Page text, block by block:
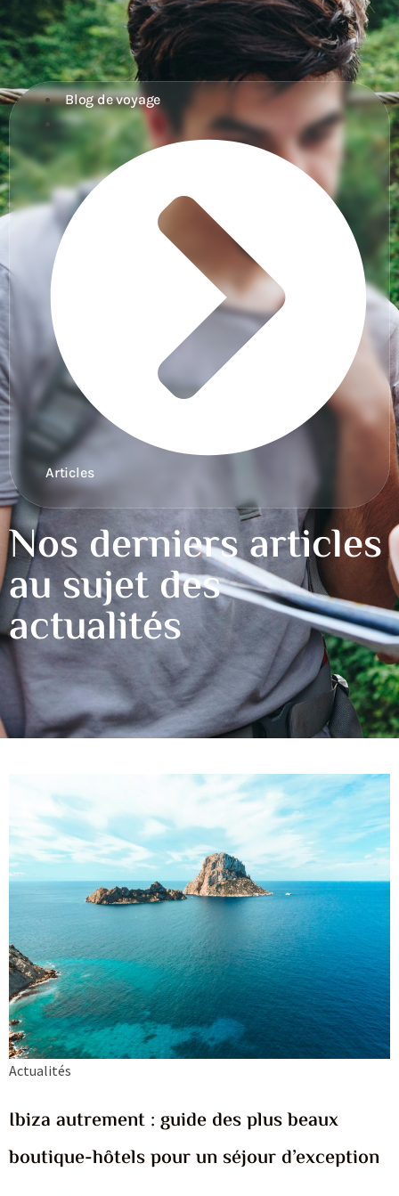
Blog de voyage
Articles
Nos derniers articles
au sujet des
actualités
Actualités
Ibiza autrement : guide des plus beaux
boutique-hôtels pour un séjour d’exception